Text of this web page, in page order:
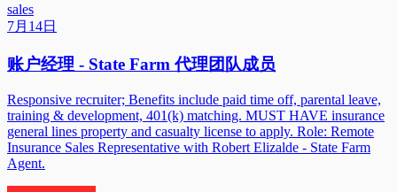
sales
7月14日
账户经理 - State Farm 代理团队成员
Responsive recruiter; Benefits include paid time off, parental leave,
training & development, 401(k) matching. MUST HAVE insurance
general lines property and casualty license to apply. Role: Remote
Insurance Sales Representative with Robert Elizalde - State Farm
Agent.